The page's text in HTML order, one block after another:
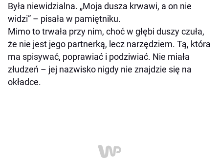
Była niewidzialna. „Moja dusza krwawi, a on nie
widzi” – pisała w pamiętniku.
Mimo to trwała przy nim, choć w głębi duszy czuła,
że nie jest jego partnerką, lecz narzędziem. Tą, która
ma spisywać, poprawiać i podziwiać. Nie miała
złudzeń – jej nazwisko nigdy nie znajdzie się na
okładce.